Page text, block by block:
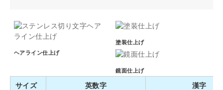
ヘアライン仕上げ
塗装仕上げ
鏡面仕上げ
サイズ 英数字 漢字